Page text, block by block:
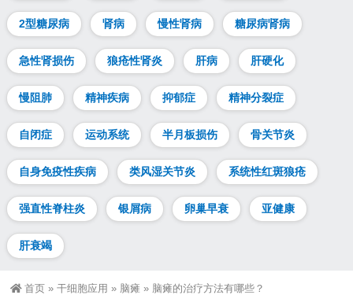
2型糖尿病 肾病 慢性肾病 糖尿病肾病
急性肾损伤 狼疮性肾炎 肝病 肝硬化
慢阻肺 精神疾病 抑郁症 精神分裂症
自闭症 运动系统 半月板损伤 骨关节炎
自身免疫性疾病 类风湿关节炎 系统性红斑狼疮
强直性脊柱炎 银屑病 卵巢早衰 亚健康
肝衰竭
首页 » 干细胞应用 » 脑瘫 » 脑瘫的治疗方法有哪些？